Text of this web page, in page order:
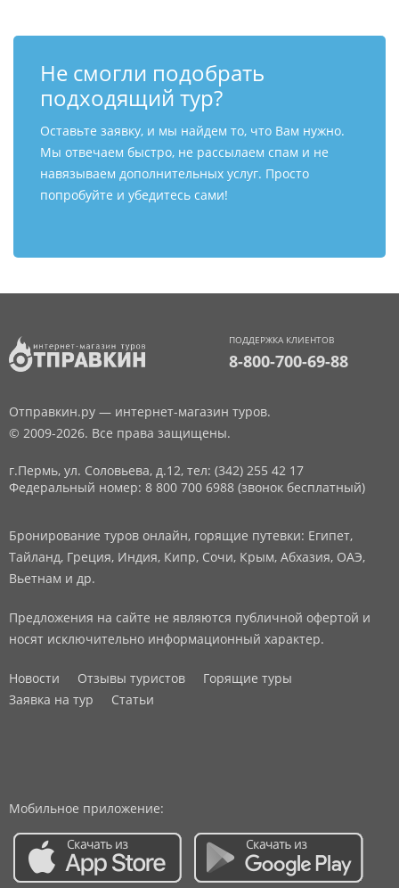
Не смогли подобрать
подходящий тур?
Оставьте заявку, и мы найдем то, что Вам нужно.
Мы отвечаем быстро, не рассылаем спам и не
навязываем дополнительных услуг. Просто
попробуйте и убедитесь сами!
ПОДДЕРЖКА КЛИЕНТОВ
8-800-700-69-88
Отправкин.ру — интернет-магазин туров.
© 2009-2026. Все права защищены.
г.Пермь, ул. Соловьева, д.12, тел: (342) 255 42 17
Федеральный номер: 8 800 700 6988 (звонок бесплатный)
Бронирование туров онлайн, горящие путевки: Египет,
Тайланд, Греция, Индия, Кипр, Сочи, Крым, Абхазия, ОАЭ,
Вьетнам и др.
Предложения на сайте не являются публичной офертой и
носят исключительно информационный характер.
Новости Отзывы туристов
Горящие туры
Заявка на тур
Статьи
Мобильное приложение: